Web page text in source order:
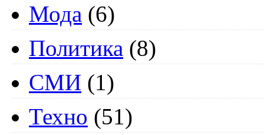
Мода (6)
Политика (8)
СМИ (1)
Техно (51)